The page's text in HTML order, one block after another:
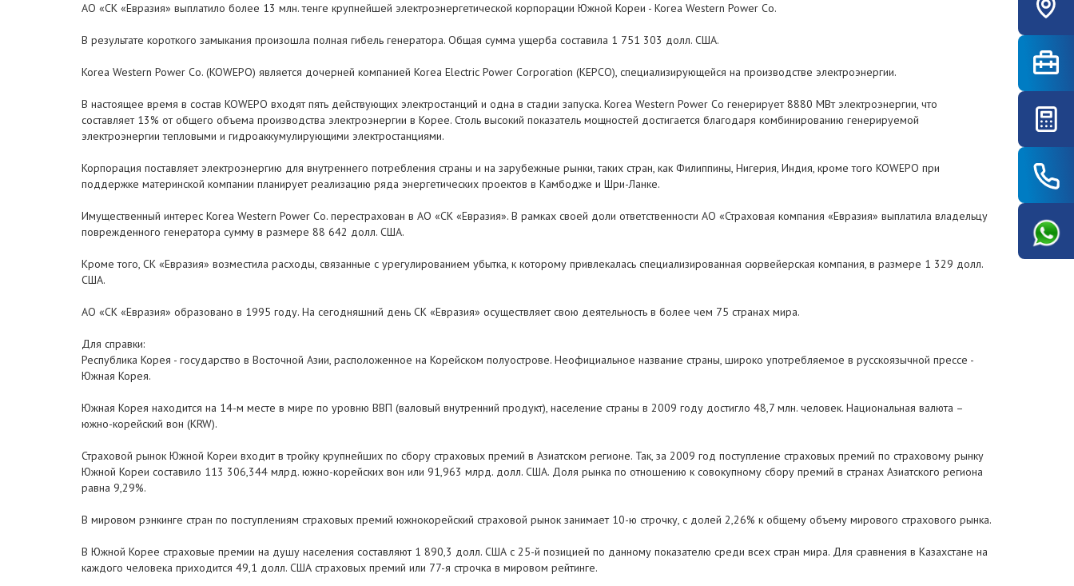
АО «СК «Евразия» выплатило более 13 млн. тенге крупнейшей электроэнергетической корпорации Южной Кореи - Korea Western Power Co.
В результате короткого замыкания произошла полная гибель генератора. Общая сумма ущерба составила 1 751 303 долл. США.
Korea Western Power Co. (KOWEPO) является дочерней компанией Korea Electric Power Corporation (KEPCO), специализирующейся на производстве электроэнергии.
В настоящее время в состав KOWEPO входят пять действующих электростанций и одна в стадии запуска. Korea Western Power Co генерирует 8880 МВт электроэнергии, что
составляет 13% от общего объема производства электроэнергии в Корее. Столь высокий показатель мощностей достигается благодаря комбинированию генерируемой
электроэнергии тепловыми и гидроаккумулирующими электростанциями.
Корпорация поставляет электроэнергию для внутреннего потребления страны и на зарубежные рынки, таких стран, как Филиппины, Нигерия, Индия, кроме того KOWEPO при
поддержке материнской компании планирует реализацию ряда энергетических проектов в Камбодже и Шри-Ланке.
Имущественный интерес Korea Western Power Co. перестрахован в АО «СК «Евразия». В рамках своей доли ответственности АО «Страховая компания «Евразия» выплатила владельцу
поврежденного генератора сумму в размере 88 642 долл. США.
Кроме того, СК «Евразия» возместила расходы, связанные с урегулированием убытка, к которому привлекалась специализированная сюрвейерская компания, в размере 1 329 долл.
США.
АО «СК «Евразия» образовано в 1995 году. На сегодняшний день СК «Евразия» осуществляет свою деятельность в более чем 75 странах мира.
Для справки:
Республика Корея - государство в Восточной Азии, расположенное на Корейском полуострове. Неофициальное название страны, широко употребляемое в русскоязычной прессе -
Южная Корея.
Южная Корея находится на 14-м месте в мире по уровню ВВП (валовый внутренний продукт), население страны в 2009 году достигло 48,7 млн. человек. Национальная валюта –
южно-корейский вон (KRW).
Страховой рынок Южной Кореи входит в тройку крупнейших по сбору страховых премий в Азиатском регионе. Так, за 2009 год поступление страховых премий по страховому рынку
Южной Кореи составило 113 306,344 млрд. южно-корейских вон или 91,963 млрд. долл. США. Доля рынка по отношению к совокупному сбору премий в странах Азиатского региона
равна 9,29%.
В мировом рэнкинге стран по поступлениям страховых премий южнокорейский страховой рынок занимает 10-ю строчку, с долей 2,26% к общему объему мирового страхового рынка.
В Южной Корее страховые премии на душу населения составляют 1 890,3 долл. США с 25-й позицией по данному показателю среди всех стран мира. Для сравнения в Казахстане на
каждого человека приходится 49,1 долл. США страховых премий или 77-я строчка в мировом рейтинге.